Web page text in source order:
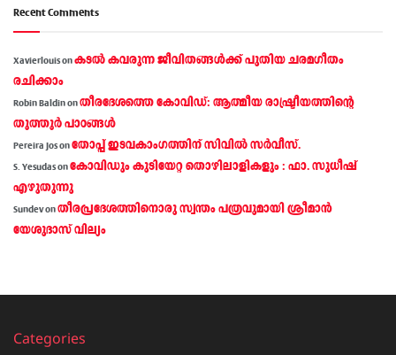
Recent Comments
Xavierlouisonകടല്‍ കവരുന്ന ജീവിതങ്ങള്‍ക്ക് പുതിയ ചരമഗീതം
രചിക്കാം
Robin Baldinonതീരദേശത്തെ കോവിഡ്: ആത്മീയ രാഷ്ട്രീയത്തിന്റെ
തൂത്തൂര്‍ പാഠങ്ങൾ
Pereira Josonതോപ്പ് ഇടവകാംഗത്തിന് സിവിൽ സർവീസ്.
S. Yesudasonകോവിഡും കുടിയേറ്റ തൊഴിലാളികളും : ഫാ. സുധീഷ്
എഴുതുന്നു
Sundevonതീരപ്രദേശത്തിനൊരു സ്വന്തം പത്രവുമായി ശ്രീമാന്‍
യേശുദാസ് വില്യം
Categories